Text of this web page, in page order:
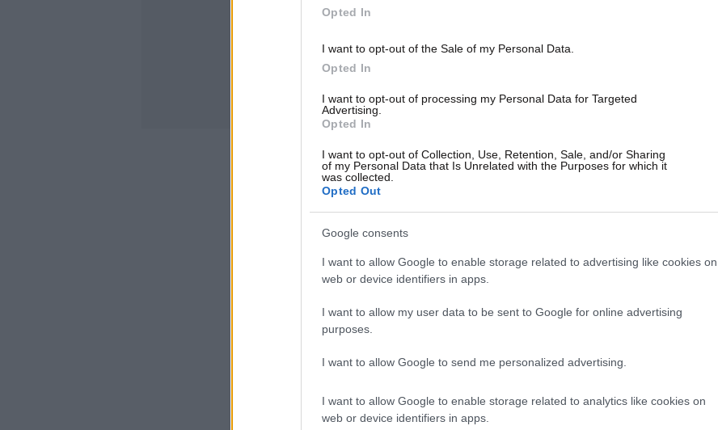
Opted In
I want to opt-out of the Sale of my Personal Data.
Opted In
I want to opt-out of processing my Personal Data for Targeted
Advertising.
Opted In
I want to opt-out of Collection, Use, Retention, Sale, and/or Sharing
of my Personal Data that Is Unrelated with the Purposes for which it
was collected.
Opted Out
Google consents
I want to allow Google to enable storage related to advertising like cookies on
web or device identifiers in apps.
I want to allow my user data to be sent to Google for online advertising
purposes.
I want to allow Google to send me personalized advertising.
I want to allow Google to enable storage related to analytics like cookies on
web or device identifiers in apps.